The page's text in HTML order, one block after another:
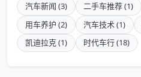
汽车新闻 (3)
二手车推荐 (1)
用车养护 (2)
汽车技术 (1)
凯迪拉克 (1)
时代车行 (18)